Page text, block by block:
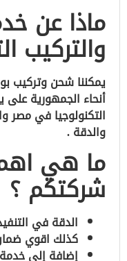
ماذا عن
والتركيب
يمكننا شحن وتركيب
أنحاء الجمهورية
التكنولوجيا في مصر
والدقة .
ما هي
شركتكم
الدقة في
كذلك اقوي
إضافة إلى خدمة